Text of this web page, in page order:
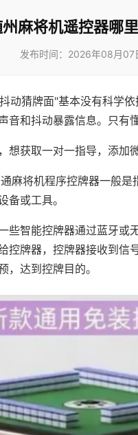
麻将机遥控器哪
发布时间：2026年08月07
动猜牌面"基本没有科学
音和抖动暴露信息。只有
想获取一对一指导，添加
麻将机程序控牌器一般
备或工具。
些智能控牌器通过蓝牙或
控牌器，控牌器接收到信
，达到控牌目的。